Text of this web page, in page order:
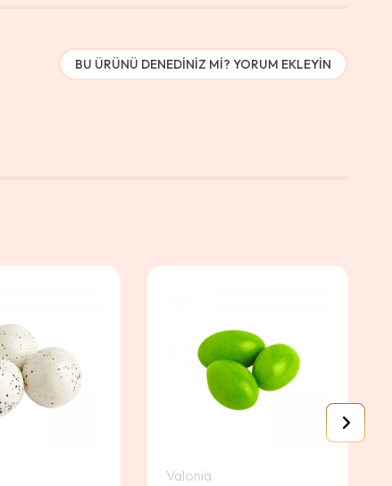
BU ÜRÜNÜ DENEDINIZ MI? YORUM EKLEYIN
Valonia